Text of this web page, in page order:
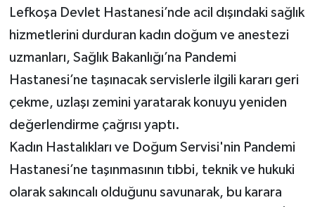
Lefkoşa Devlet Hastanesi’nde acil dışındaki sağlık
hizmetlerini durduran kadın doğum ve anestezi
uzmanları, Sağlık Bakanlığı’na Pandemi
Hastanesi’ne taşınacak servislerle ilgili kararı geri
çekme, uzlaşı zemini yaratarak konuyu yeniden
değerlendirme çağrısı yaptı.
Kadın Hastalıkları ve Doğum Servisi'nin Pandemi
Hastanesi’ne taşınmasının tıbbi, teknik ve hukuki
olarak sakıncalı olduğunu savunarak, bu karara